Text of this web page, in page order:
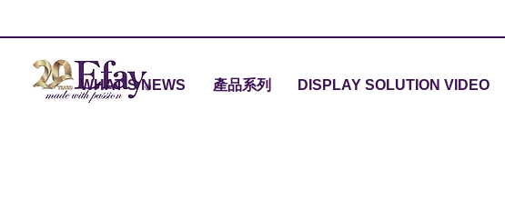
WHAT'S NEWS 產品系列 DISPLAY SOLUTION VIDEO